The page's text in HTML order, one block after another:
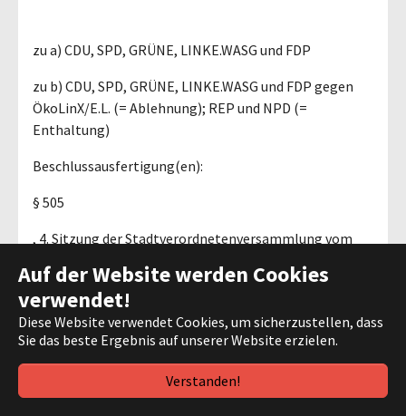
Auf der Website werden Cookies
verwendet!
Diese Website verwendet Cookies, um sicherzustellen, dass
Sie das beste Ergebnis auf unserer Website erzielen.
Verstanden!
zu a) CDU, SPD, GRÜNE, LINKE.WASG und FDP
zu b) CDU, SPD, GRÜNE, LINKE.WASG und FDP gegen
ÖkoLinX/E.L. (= Ablehnung); REP und NPD (=
Enthaltung)
Beschlussausfertigung(en):
§ 505
, 4. Sitzung der Stadtverordnetenversammlung vom
Aktenzeichen: 00 34 0
Nummer: 66
Abstimmung der FRAKTION: